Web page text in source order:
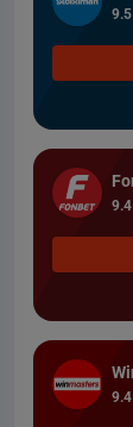
9.5
9.4
9.4